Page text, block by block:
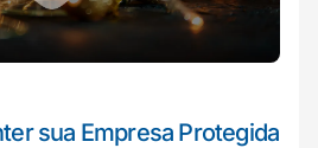
sua Empresa Protegida